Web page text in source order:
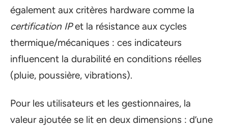
également aux critères hardware comme la
certification IPet la résistance aux cycles
thermique/mécaniques : ces indicateurs
influencent la durabilité en conditions réelles
(pluie, poussière, vibrations).
Pour les utilisateurs et les gestionnaires, la
valeur ajoutée se lit en deux dimensions : d’une